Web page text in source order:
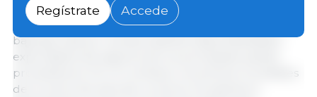
demanda de importación, especialmente en algunos
países de Asia oriental, con la presión adicional a la
baja ejercida por las abundantes disponibilidades
exportables de algunos de los principales países
proveedores. Por el contrario, los precios mundiales
de la carne de aves de corral se recuperaron
Regístrate Accede